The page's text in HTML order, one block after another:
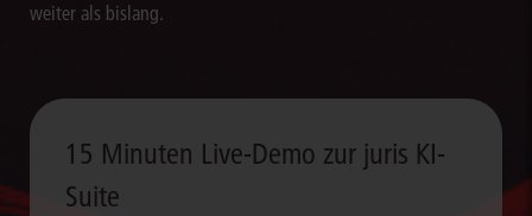
weiter als bislang.
15 Minuten Live-Demo zur juris KI-
Suite